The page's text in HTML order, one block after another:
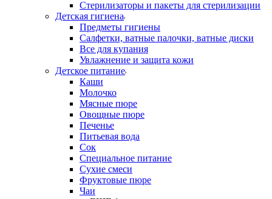
Стерилизаторы и пакеты для стерилизации
Детская гигиена
Предметы гигиены
Салфетки, ватные палочки, ватные диски
Все для купания
Увлажнение и защита кожи
Детское питание
Каши
Молочко
Мясные пюре
Овощные пюре
Печенье
Питьевая вода
Сок
Специальное питание
Сухие смеси
Фруктовые пюре
Чаи